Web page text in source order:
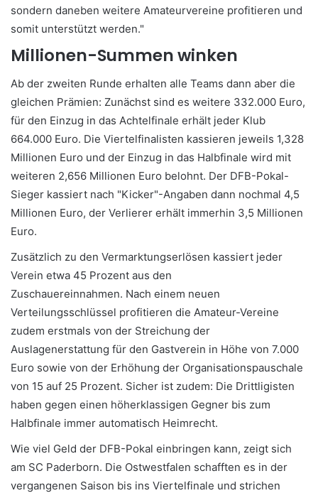
sondern daneben weitere Amateurvereine profitieren und
somit unterstützt werden."
Millionen-Summen winken
Ab der zweiten Runde erhalten alle Teams dann aber die
gleichen Prämien: Zunächst sind es weitere 332.000 Euro,
für den Einzug in das Achtelfinale erhält jeder Klub
664.000 Euro. Die Viertelfinalisten kassieren jeweils 1,328
Millionen Euro und der Einzug in das Halbfinale wird mit
weiteren 2,656 Millionen Euro belohnt. Der DFB-Pokal-
Sieger kassiert nach "Kicker"-Angaben dann nochmal 4,5
Millionen Euro, der Verlierer erhält immerhin 3,5 Millionen
Euro.
Zusätzlich zu den Vermarktungserlösen kassiert jeder
Verein etwa 45 Prozent aus den
Zuschauereinnahmen. Nach einem neuen
Verteilungsschlüssel profitieren die Amateur-Vereine
zudem erstmals von der Streichung der
Auslagenerstattung für den Gastverein in Höhe von 7.000
Euro sowie von der Erhöhung der Organisationspauschale
von 15 auf 25 Prozent. Sicher ist zudem: Die Drittligisten
haben gegen einen höherklassigen Gegner bis zum
Halbfinale immer automatisch Heimrecht.
Wie viel Geld der DFB-Pokal einbringen kann, zeigt sich
am SC Paderborn. Die Ostwestfalen schafften es in der
vergangenen Saison bis ins Viertelfinale und strichen